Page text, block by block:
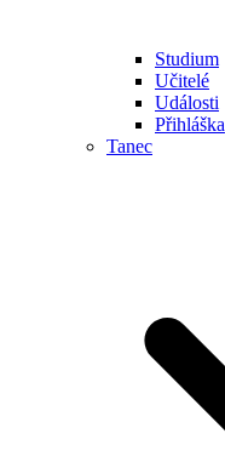
Studium
Učitelé
Události
Přihláška
Tanec